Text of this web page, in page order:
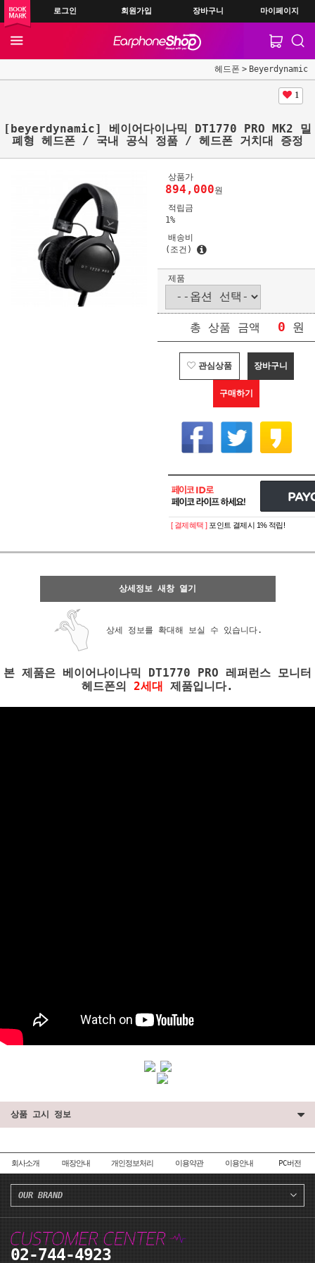
로그인 회원가입 장바구니 마이페이지
헤드폰 Beyerdynamic
1
[beyerdynamic] 베이어다이나믹 DT1770 PRO MK2 밀
폐형 헤드폰 / 국내 공식 정품 / 헤드폰 거치대 증정
상품가
894,000원
적립금
1%
배송비
(조건)
제품
총 상품 금액 0 원
관심상품 장바구니
구매하기
[ 결제혜택 ] 포인트 결제시 1% 적립!
상세정보 새창 열기
상세 정보를 확대해 보실 수 있습니다.
본 제품은 베이어나이나믹 DT1770 PRO 레퍼런스 모니터
헤드폰의 2세대 제품입니다.
상품 고시 정보
회사소개 매장안내 개인정보처리 이용약관 이용안내 PC버전
OUR BRAND
02-744-4923